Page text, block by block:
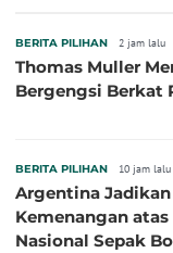
BERITA PILIHAN 2 jam lalu
Thomas Muller
Bergengsi Berkat
BERITA PILIHAN 10 jam lalu
Argentina
Kemenangan
Nasional Sepak